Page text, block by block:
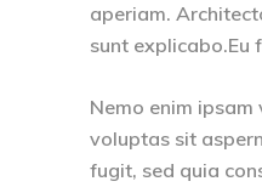
aperiam.
sunt explicabo.Eu
Nemo enim
voluptas sit
fugit, sed quia